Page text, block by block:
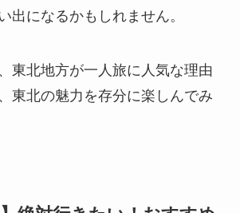
出になるかもしれません。
東北地方が一人旅に人気な理由
東北の魅力を存分に楽しんでみ